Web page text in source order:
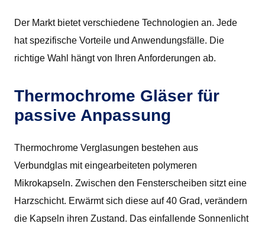
Der Markt bietet verschiedene Technologien an. Jede
hat spezifische Vorteile und Anwendungsfälle. Die
richtige Wahl hängt von Ihren Anforderungen ab.
Thermochrome Gläser für
passive Anpassung
Thermochrome Verglasungen bestehen aus
Verbundglas mit eingearbeiteten polymeren
Mikrokapseln. Zwischen den Fensterscheiben sitzt eine
Harzschicht. Erwärmt sich diese auf 40 Grad, verändern
die Kapseln ihren Zustand. Das einfallende Sonnenlicht